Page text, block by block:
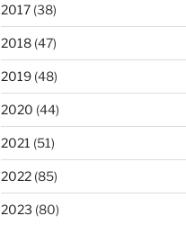
2017(38)
2018(47)
2019(48)
2020 (44)
2021 (51)
2022(85)
2023 (80)